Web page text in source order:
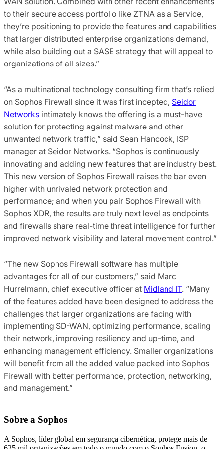
to their secure access portfolio like ZTNA as a Service,
they’re positioning to provide the features and capabilities
that larger distributed enterprise organizations demand,
while also building out a SASE strategy that will appeal to
organizations of all sizes.”
“As a multinational technology consulting firm that’s relied
on Sophos Firewall since it was first incepted, Seidor
Networks intimately knows the offering is a must-have
solution for protecting against malware and other
unwanted network traffic,” said Sean Hancock, ISP
manager at Seidor Networks. “Sophos is continuously
innovating and adding new features that are industry best.
This new version of Sophos Firewall raises the bar even
higher with unrivaled network protection and
performance; and when you pair Sophos Firewall with
Sophos XDR, the results are truly next level as endpoints
and firewalls share real-time threat intelligence for further
improved network visibility and lateral movement control.”
“The new Sophos Firewall software has multiple
advantages for all of our customers,” said Marc
Hurrelmann, chief executive officer at Midland IT. “Many
of the features added have been designed to address the
challenges that larger organizations are facing with
implementing SD-WAN, optimizing performance, scaling
their network, improving resiliency and up-time, and
enhancing management efficiency.​ Smaller organizations
will benefit from all the added value packed into Sophos
Firewall with better performance, protection, networking,
and management.”
Sobre a Sophos
A Sophos, líder global em segurança cibernética, protege mais de